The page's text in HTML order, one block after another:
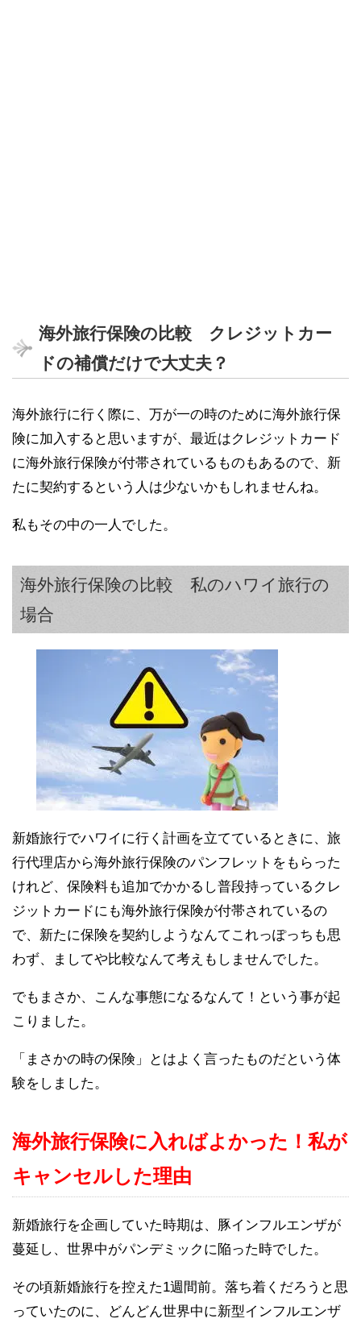
海外旅行保険の比較 クレジットカー
ドの補償だけで大丈夫？
海外旅行に行く際に、万が一の時のために海外旅行保
険に加入すると思いますが、最近はクレジットカード
に海外旅行保険が付帯されているものもあるので、新
たに契約するという人は少ないかもしれませんね。
私もその中の一人でした。
海外旅行保険の比較 私のハワイ旅行の
場合
新婚旅行でハワイに行く計画を立てているときに、旅
行代理店から海外旅行保険のパンフレットをもらった
けれど、保険料も追加でかかるし普段持っているクレ
ジットカードにも海外旅行保険が付帯されているの
で、新たに保険を契約しようなんてこれっぽっちも思
わず、ましてや比較なんて考えもしませんでした。
でもまさか、こんな事態になるなんて！という事が起
こりました。
「まさかの時の保険」とはよく言ったものだという体
験をしました。
海外旅行保険に入ればよかった！私が
キャンセルした理由
新婚旅行を企画していた時期は、豚インフルエンザが
蔓延し、世界中がパンデミックに陥った時でした。
その頃新婚旅行を控えた1週間前。落ち着くだろうと思
っていたのに、どんどん世界中に新型インフルエンザ